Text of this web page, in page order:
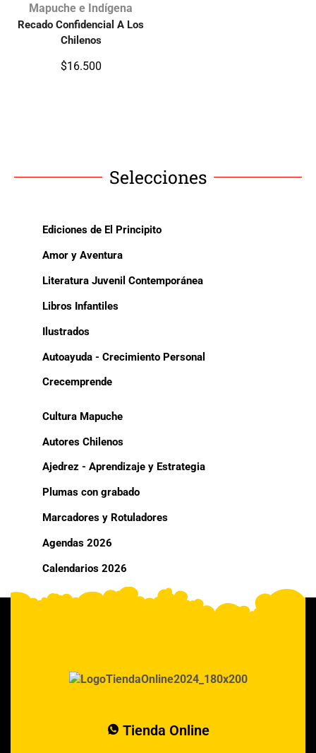
Mapuche e Indígena
Recado Confidencial A Los
Chilenos
$16.500
Selecciones
Ediciones de El Principito
Amor y Aventura
Literatura Juvenil Contemporánea
Libros Infantiles
Ilustrados
Autoayuda - Crecimiento Personal
Crecemprende
Cultura Mapuche
Autores Chilenos
Ajedrez - Aprendizaje y Estrategia
Plumas con grabado
Marcadores y Rotuladores
Agendas 2026
Calendarios 2026
Tienda Online